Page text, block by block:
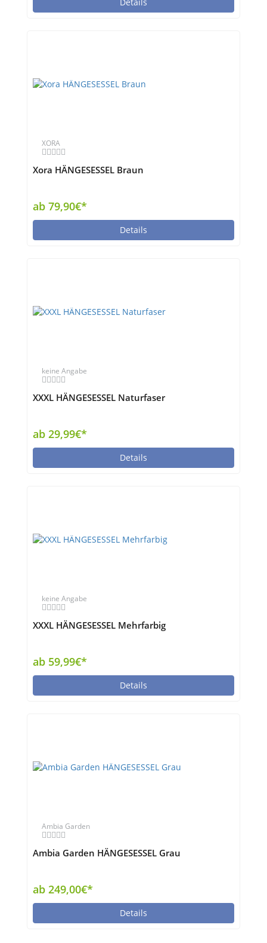
XORA
Xora HÄNGESESSEL Braun
ab 79,90€*
Details
keine Angabe
XXXL HÄNGESESSEL Naturfaser
ab 29,99€*
Details
keine Angabe
XXXL HÄNGESESSEL Mehrfarbig
ab 59,99€*
Details
Ambia Garden
Ambia Garden HÄNGESESSEL Grau
ab 249,00€*
Details